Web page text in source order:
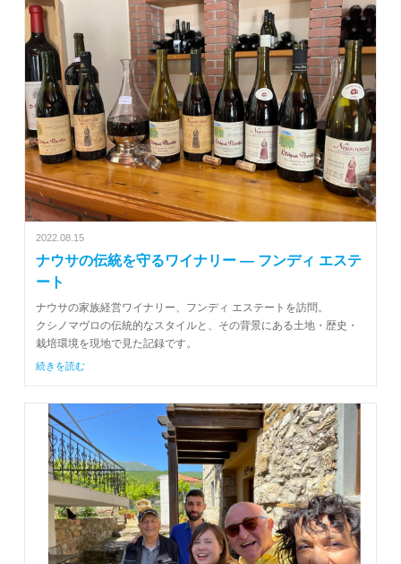
2022.08.15
ナウサの伝統を守るワイナリー ― フンディ エステ
ート
ナウサの家族経営ワイナリー、フンディ エステートを訪問。
クシノマヴロの伝統的なスタイルと、その背景にある土地・歴史・
栽培環境を現地で見た記録です。
続きを読む